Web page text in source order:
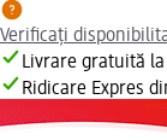
Verificați
Livrare gratuită
Ridicare Expres